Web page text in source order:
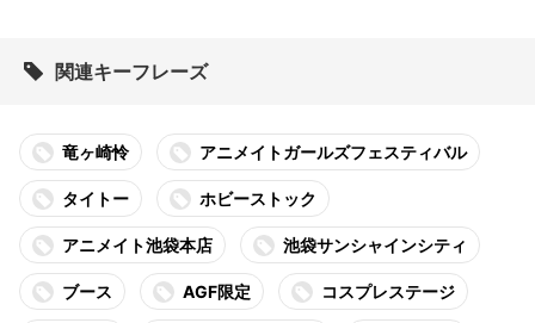
関連キーフレーズ
竜ヶ崎怜 アニメイトガールズフェスティバル
タイトー ホビーストック
アニメイト池袋本店 池袋サンシャインシティ
ブース AGF限定 コスプレステージ